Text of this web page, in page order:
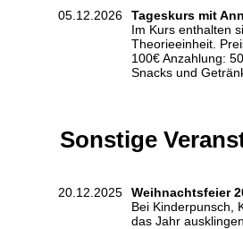
05.12.2026
Tageskurs mit
Im Kurs enthalten
Theorieeinheit.
100€ Anzahlung:
Snacks und
Sonstige
20.12.2025
Weihnachtsfeier
Bei Kinderpunsch,
das Jahr